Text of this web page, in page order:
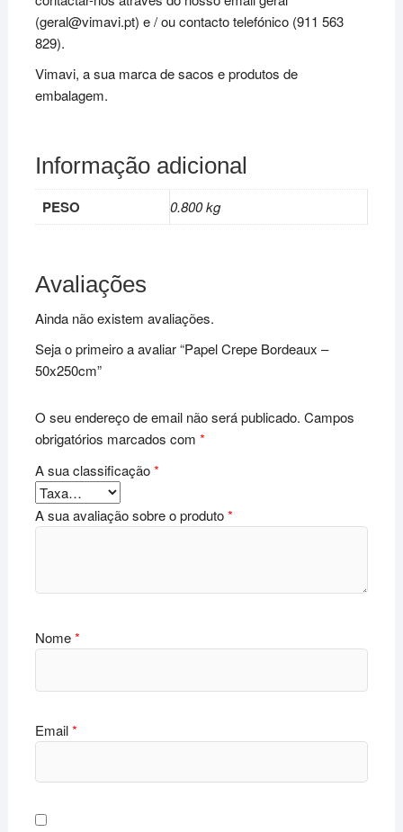
(geral@vimavi.pt) e / ou contacto telefónico (911 563
829).
Vimavi, a sua marca de sacos e produtos de
embalagem.
Informação adicional
PESO 0.800 kg
Avaliações
Ainda não existem avaliações.
Seja o primeiro a avaliar “Papel Crepe Bordeaux –
50x250cm”
O seu endereço de email não será publicado. Campos
obrigatórios marcados com *
A sua classificação*
A sua avaliação sobre o produto*
Nome*
Email*